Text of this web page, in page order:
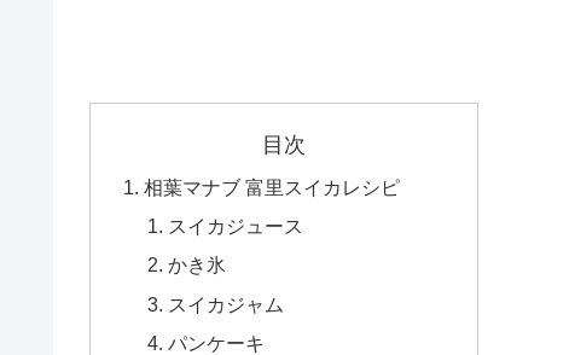
目次
相葉マナブ 富里スイカレシピ
スイカジュース
かき氷
スイカジャム
パンケーキ